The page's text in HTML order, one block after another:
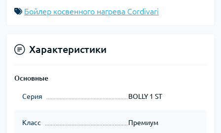
Бойлер косвенного нагрева Cordivari
Характеристики
Основные
Серия BOLLY 1 ST
Класс Премиум